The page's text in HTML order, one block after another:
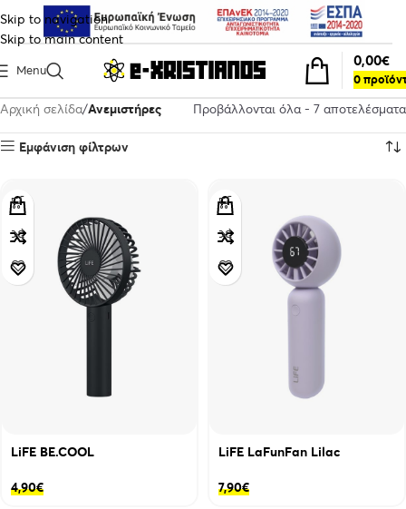
Skip to navigation
Skip to main content
Menu
0
0,00€
Αρχική σελίδα Ανεμιστήρες Προβάλλονται όλα - 7 αποτελέσματα
Εμφάνιση φίλτρων
LiFE BE.COOL
4,90€
LiFE LaFunFan Lilac
7,90€